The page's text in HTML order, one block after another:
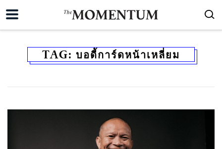
TAG: บอดี้การ์ดหน้าเหลี่ยม